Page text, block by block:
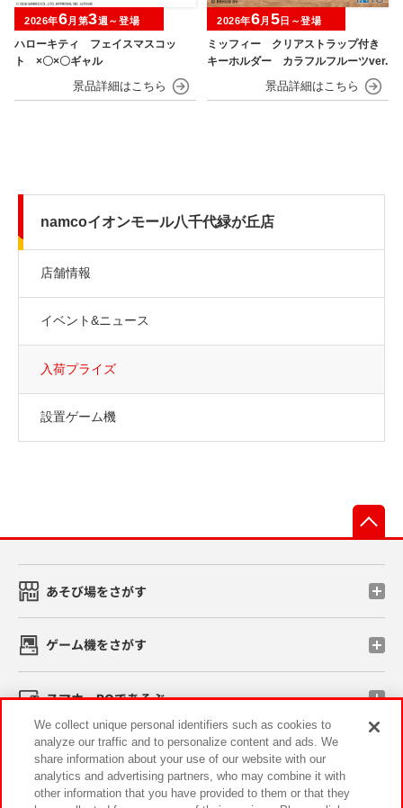
ハローキティ フェイスマスコッ
ト ×〇×〇ギャル
2026年6月第3週～登場
ミッフィー クリアストラップ付き
キーホルダー カラフルフルーツver.
2026年6月 5 日～登場
namcoイオンモール八千代緑が丘店
店舗情報
イベント&ニュース
入荷プライズ
設置ゲーム機
あそび場をさがす
ゲーム機をさがす
スマホ・PCであそぶ
イベント・キャンペーン
We collect unique personal identifiers such as cookies to
analyze our traffic and to personalize content and ads. We
share information about your use of our website with our
analytics and advertising partners, who may combine it with
other information that you have provided to them or that they